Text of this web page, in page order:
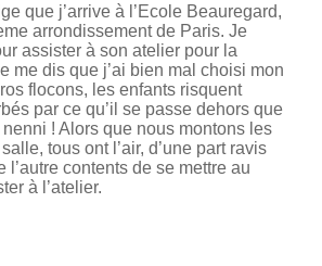
que j’arrive à l’Ecole Beauregard,
arrondissement de Paris. Je
assister à son atelier pour la
me dis que j’ai bien mal choisi mon
flocons, les enfants risquent
par ce qu’il se passe dehors que
nenni ! Alors que nous montons les
tous ont l’air, d’une part ravis
l’autre contents de se mettre au
à l’atelier.